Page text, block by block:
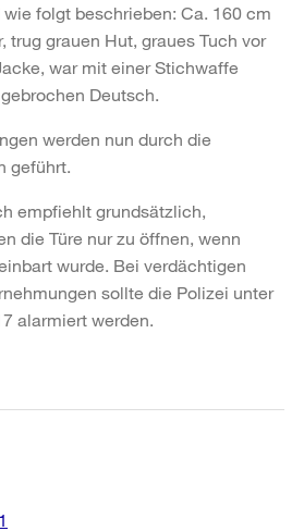
folgt beschrieben: Ca. 160 cm
trug grauen Hut, graues Tuch vor
war mit einer Stichwaffe
Deutsch.
werden nun durch die
geführt.
empfiehlt grundsätzlich,
die Türe nur zu öffnen, wenn
wurde. Bei verdächtigen
sollte die Polizei unter
alarmiert werden.